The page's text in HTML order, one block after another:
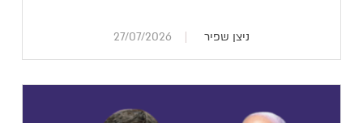
ניצן שפיר 27/07/2026